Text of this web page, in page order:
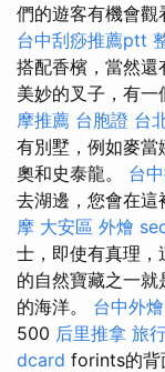
們的遊客有機會觀
台中刮痧推薦ptt
搭配香檳，當然
美妙的叉子，有一
摩推薦 台胞證 台
有別墅，例如麥當
奧和史泰龍。 台
去湖邊，您會在這
摩 大安區 外燴
士，即使有真理
的自然寶藏之一
的海洋。 台中外燴
500 后里推拿 旅
dcard forints的背